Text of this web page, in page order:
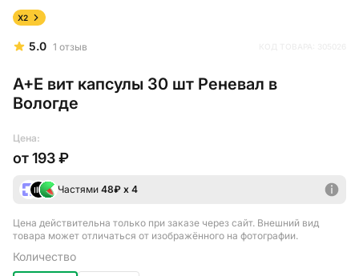
5.0 1 отзыв
А+Е вит капсулы 30 шт Реневал в
Вологде
X2
Цена:
от193 ₽
Частями 48₽ х 4
Цена действительна только при заказе через сайт. Внешний вид
товара может отличаться от изображённого на фотографии.
Количество